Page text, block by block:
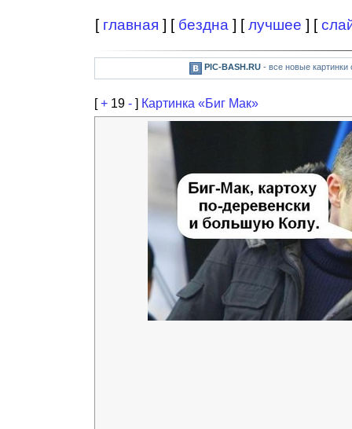
[ главная ] [ бездна ] [лучшее ] [
PIC-BASH.RU- все новые картинки
[+ 19 - ] Картинка «Биг Мак»